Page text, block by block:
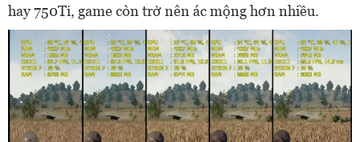
hay 750Ti, game còn trở nên ác mộng hơn nhiều.